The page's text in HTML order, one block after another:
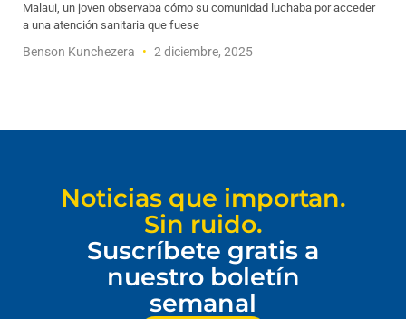
Malaui, un joven observaba cómo su comunidad luchaba por acceder
a una atención sanitaria que fuese
Benson Kunchezera 2 diciembre, 2025
Noticias que importan.
Sin ruido.
Suscríbete gratis a
nuestro boletín
semanal